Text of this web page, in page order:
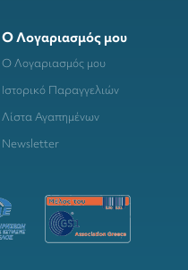
Ο Λογαριασμός μου
Ο Λογαριασμός μου
Ιστορικό Παραγγελιών
Λίστα Αγαπημένων
Newsletter